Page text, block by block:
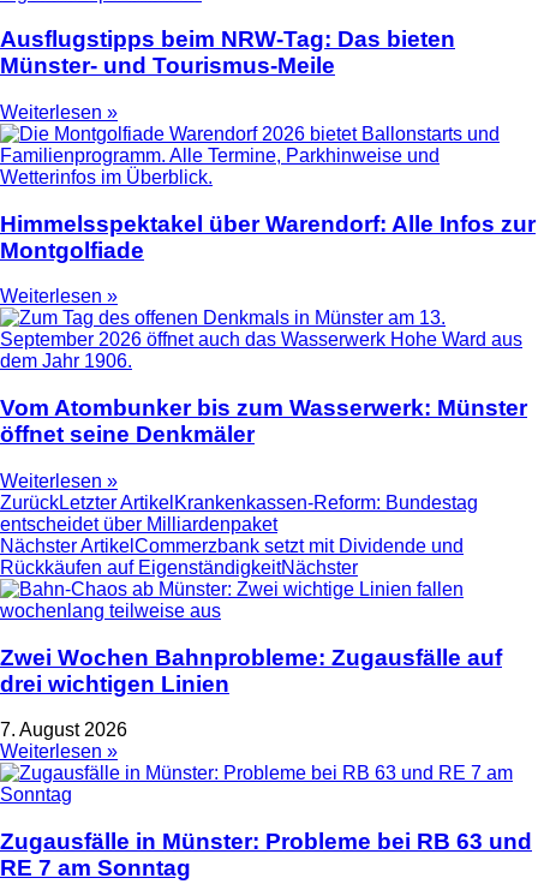
Ausflugstipps beim NRW-Tag: Das bieten
Münster- und Tourismus-Meile
Weiterlesen »
Himmelsspektakel über Warendorf: Alle Infos zur
Montgolfiade
Weiterlesen »
Vom Atombunker bis zum Wasserwerk: Münster
öffnet seine Denkmäler
Weiterlesen »
ZurückLetzter Artikel Krankenkassen-Reform: Bundestag
entscheidet über Milliardenpaket
Nächster Artikel Commerzbank setzt mit Dividende und
Rückkäufen auf EigenständigkeitNächster
Zwei Wochen Bahnprobleme: Zugausfälle auf
drei wichtigen Linien
7. August 2026
Weiterlesen »
Zugausfälle in Münster: Probleme bei RB 63 und
RE 7 am Sonntag